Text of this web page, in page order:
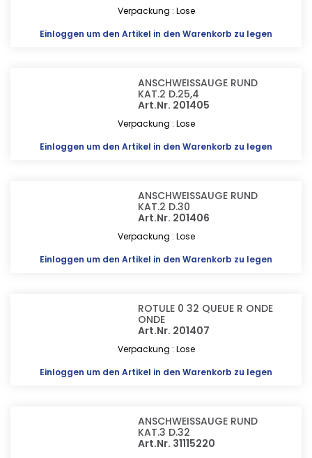
Verpackung : Lose
Einloggen um den Artikel in den Warenkorb zu legen
ANSCHWEISSAUGE RUND
KAT.2 D.25,4
Art.Nr. 201405
Verpackung : Lose
Einloggen um den Artikel in den Warenkorb zu legen
ANSCHWEISSAUGE RUND
KAT.2 D.30
Art.Nr. 201406
Verpackung : Lose
Einloggen um den Artikel in den Warenkorb zu legen
ROTULE 0 32 QUEUE R ONDE
ONDE
Art.Nr. 201407
Verpackung : Lose
Einloggen um den Artikel in den Warenkorb zu legen
ANSCHWEISSAUGE RUND
KAT.3 D.32
Art.Nr. 31115220